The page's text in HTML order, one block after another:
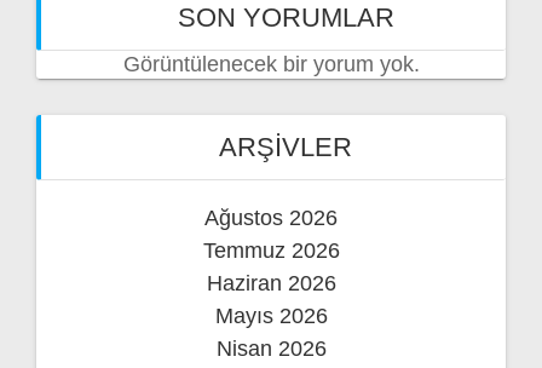
SON YORUMLAR
Görüntülenecek bir yorum yok.
ARŞIVLER
Ağustos 2026
Temmuz 2026
Haziran 2026
Mayıs 2026
Nisan 2026